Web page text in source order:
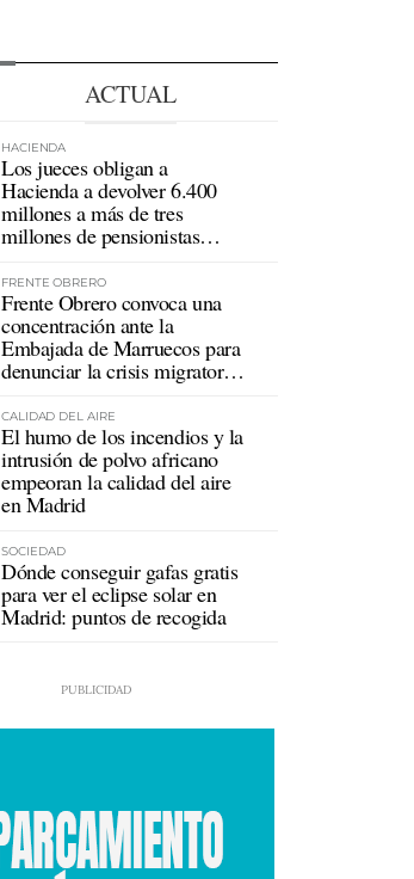
ACTUAL
HACIENDA
Los jueces obligan a
Hacienda a devolver 6.400
millones a más de tres
millones de pensionistas
FRENTE OBRERO
Frente Obrero convoca una
concentración ante la
Embajada de Marruecos para
denunciar la crisis migratoria
CALIDAD DEL AIRE
El humo de los incendios y la
intrusión de polvo africano
empeoran la calidad del aire
en Madrid
SOCIEDAD
Dónde conseguir gafas gratis
para ver el eclipse solar en
Madrid: puntos de recogida